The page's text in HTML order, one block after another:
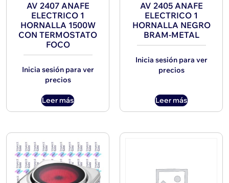
AV 2407 ANAFE
ELECTRICO 1
HORNALLA 1500W
CON TERMOSTATO
FOCO
Inicia sesión para ver
precios
Leer más
AV 2405 ANAFE
ELECTRICO 1
HORNALLA NEGRO
BRAM-METAL
Inicia sesión para ver
precios
Leer más